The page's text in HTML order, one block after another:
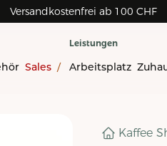
Versandkostenfrei ab 100 CHF
Sales /
Leistungen
Arbeitsplatz
Kaffee